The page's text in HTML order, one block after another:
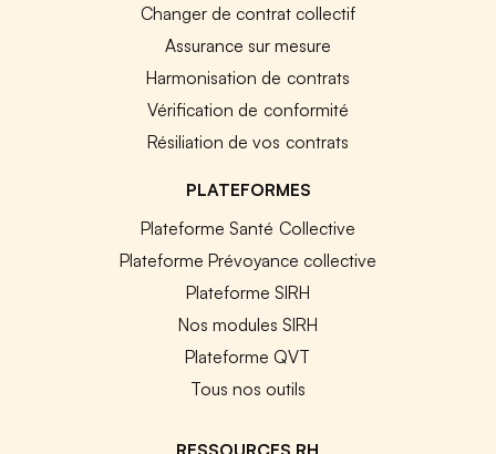
Changer de contrat collectif
Assurance sur mesure
Harmonisation de contrats
Vérification de conformité
Résiliation de vos contrats
PLATEFORMES
Plateforme Santé Collective
Plateforme Prévoyance collective
Plateforme SIRH
Nos modules SIRH
Plateforme QVT
Tous nos outils
RESSOURCES RH